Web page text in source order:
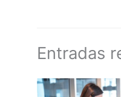
Entradas